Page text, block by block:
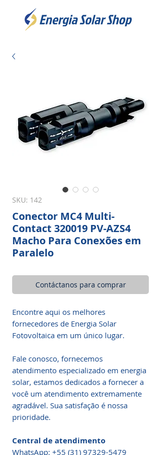
SKU: 142
Conector MC4 Multi-
Contact 320019 PV-AZS4
Macho Para Conexões em
Paralelo
Contáctanos para comprar
Encontre aqui os melhores
fornecedores de Energia Solar
Fotovoltaica em um único lugar.
Fale conosco, fornecemos
atendimento especializado em energia
solar, estamos dedicados a fornecer a
você um atendimento extremamente
agradável. Sua satisfação é nossa
prioridade.
Central de atendimento
WhatsApp: +55 (31) 97329-5479​